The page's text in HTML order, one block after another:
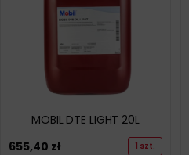
MOBIL DTE LIGHT 20L
655,40 zł 1 szt.